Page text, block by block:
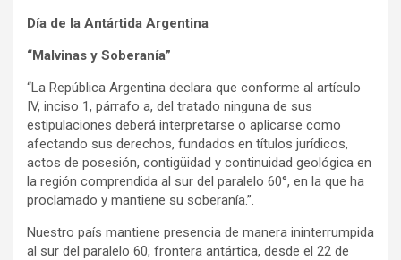
Día de la Antártida Argentina
“Malvinas y Soberanía”
“La República Argentina declara que conforme al artículo
IV, inciso 1, párrafo a, del tratado ninguna de sus
estipulaciones deberá interpretarse o aplicarse como
afectando sus derechos, fundados en títulos jurídicos,
actos de posesión, contigüidad y continuidad geológica en
la región comprendida al sur del paralelo 60°, en la que ha
proclamado y mantiene su soberanía.”.
Nuestro país mantiene presencia de manera ininterrumpida
al sur del paralelo 60, frontera antártica, desde el 22 de